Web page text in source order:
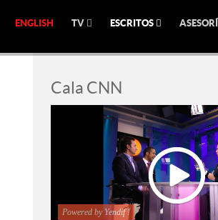
ENGLISH TV ESCRITOS
Cala CNN
Powered by Yendif !